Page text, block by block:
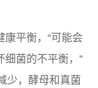
平衡，“可能会
细菌的不平衡，”
少，酵母和真菌